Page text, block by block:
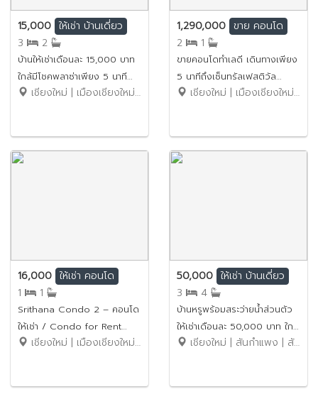
15,000 ให้เช่า บ้านเดี่ยว
3
2
บ้านให้เช่าเดือนละ 15,000 บาท
ใกล้มีโชคพลาซ่าเพียง 5 นาที
No.5H198
เชียงใหม่ | เมืองเชียงใหม่ | สันผีเสื้อ
1,290,000 ขาย คอนโด
2
1
ขายคอนโดทำเลดี เดินทางเพียง
5 นาทีถึงเซ็นทรัลเฟสติวัล
No.6SC126
เชียงใหม่ | เมืองเชียงใหม่ | ฟ้าฮ่าม
16,000 ให้เช่า คอนโด
1
1
Srithana Condo 2 – คอนโด
ให้เช่า / Condo for Rent
16,000 บาท / ใกล้ นิมมานฯ
เชียงใหม่ | เมืองเชียงใหม่ | สุเทพ
50,000 ให้เช่า บ้านเดี่ยว
3
4
บ้านหรูพร้อมสระว่ายน้ำส่วนตัว
ให้เช่าเดือนละ 50,000 บาท ใกล้
ตลาดเจริญเจริญเพียง 10 นาที
เชียงใหม่ | สันกำแพง | สันกำแพง